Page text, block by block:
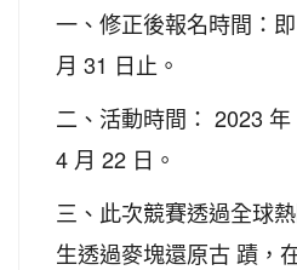
一、修正後報名時間：
月 31 日止。
二、活動時間： 2023
4 月 22 日。
三、此次競賽透過全球
生透過麥塊還原古 蹟，